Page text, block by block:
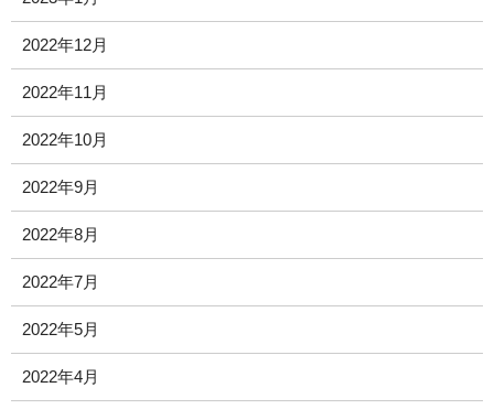
2022年12月
2022年11月
2022年10月
2022年9月
2022年8月
2022年7月
2022年5月
2022年4月